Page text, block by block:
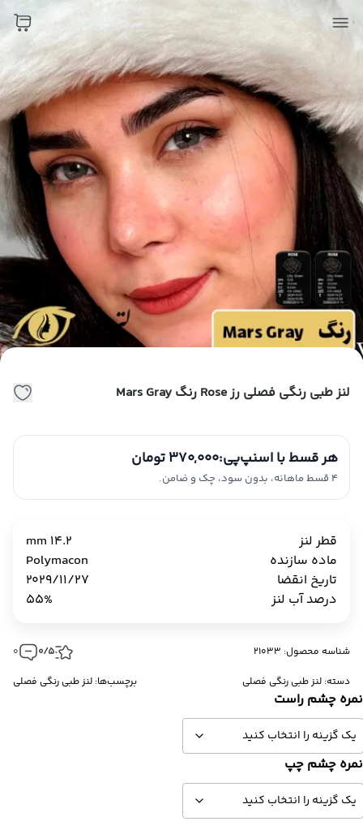
لنز طبی رنگی فصلی رز Rose رنگ Mars Gray
هر قسط با اسنپ‌پی:370,000 تومان
4 قسط ماهانه، بدون سود، چک و ضامن.
قطر لنز
14.2 mm
ماده سازنده
Polymacon
تاریخ انقضا
2029/11/27
درصد آب لنز
55%
شناسه محصول: 21033 0/5
0
دسته: لنز طبی رنگی فصلی برچسب‌ها: لنز طبی رنگی فصلی
نمره چشم راست
نمره چشم چپ